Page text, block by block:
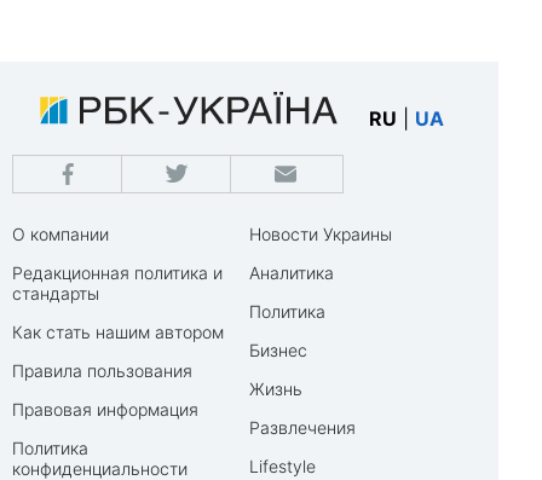
RU UA
О компании
Редакционная политика и
стандарты
Как стать нашим автором
Правила пользования
Правовая информация
Политика
конфиденциальности
Новости Украины
Аналитика
Политика
Бизнес
Жизнь
Развлечения
Lifestyle